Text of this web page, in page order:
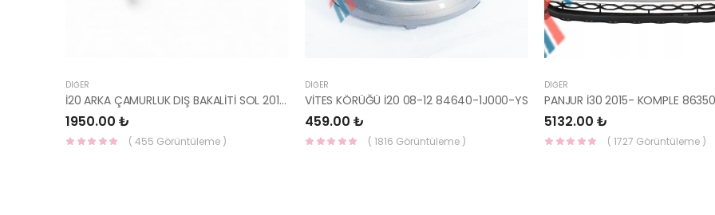
DIĞER
İ20 ARKA ÇAMURLUK DIŞ BAKALİTİ SOL 2015- ( PARLAK SİYAH ) 87360-C8000-YS
1950.00 ₺
( 455 Görüntüleme )
DIĞER
VİTES KÖRÜĞÜ İ20 08-12 84640-1J000-YS
459.00 ₺
( 1816 Görüntüleme )
DIĞER
5132.00 ₺
( 1727 Görüntüleme )